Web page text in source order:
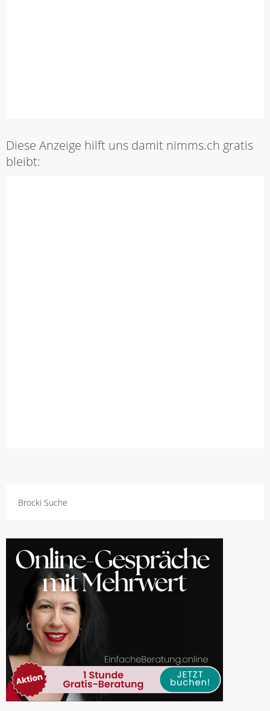
Diese Anzeige hilft uns damit nimms.ch gratis
bleibt:
Brocki Suche